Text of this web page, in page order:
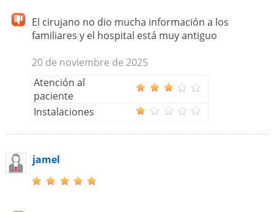
El cirujano no dio mucha información a los
familiares y el hospital está muy antiguo
20 de noviembre de 2025
Atención al
paciente
Instalaciones
jamel